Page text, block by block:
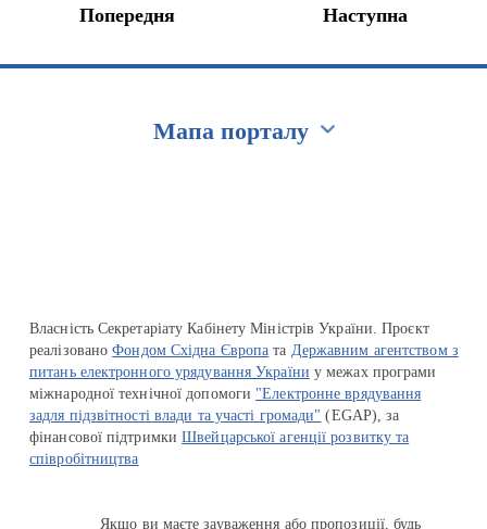
Попередня Наступна
Мапа порталу
Власність Секретаріату Кабінету Міністрів України. Проєкт
реалізованоФондом Східна Європа та Державним агентством з
питань електронного урядування України у межах програми
міжнародної технічної допомоги "Електронне врядування
задля підзвітності влади та участі громади" (EGAP), за
фінансової підтримкиШвейцарської агенції розвитку та
співробітництва
Якщо ви маєте зауваження або пропозиції, будь